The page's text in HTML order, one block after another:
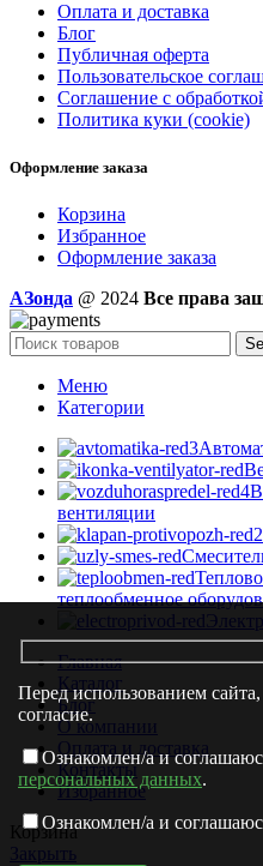
Оплата и доставка
Блог
Публичная оферта
Пользовательское
Соглашение с
Политика куки (cookie)
Оформление заказа
Корзина
Избранное
Оформление заказа
AЗонда @ 2024 Все права
Меню
Категории
вентиляции
теплообменное
Главная
Каталог
Блог
О компании
Оплата и доставка
Контакты
Избранное
Корзина
Закрыть
Перед использованием
согласие.
Ознакомлен/а и
персональных данных.
Ознакомлен/а и